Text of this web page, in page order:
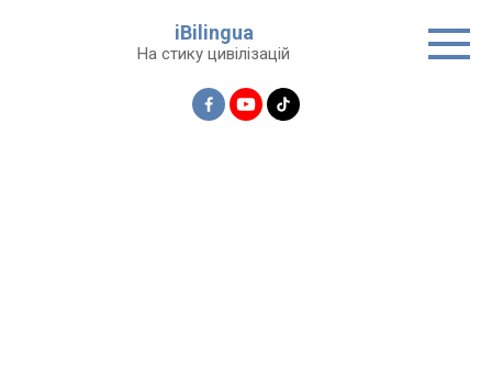
iBilingua
На стику цивілізацій